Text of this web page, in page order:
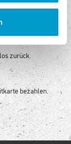
zurück.
bezahlen.